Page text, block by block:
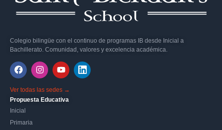
Colegio bilingüe con el continuo de programas IB desde Inicial a
Bachillerato. Comunidad, valores y excelencia académica.
Ver todas las sedes →
Propuesta Educativa
Inicial
Primaria